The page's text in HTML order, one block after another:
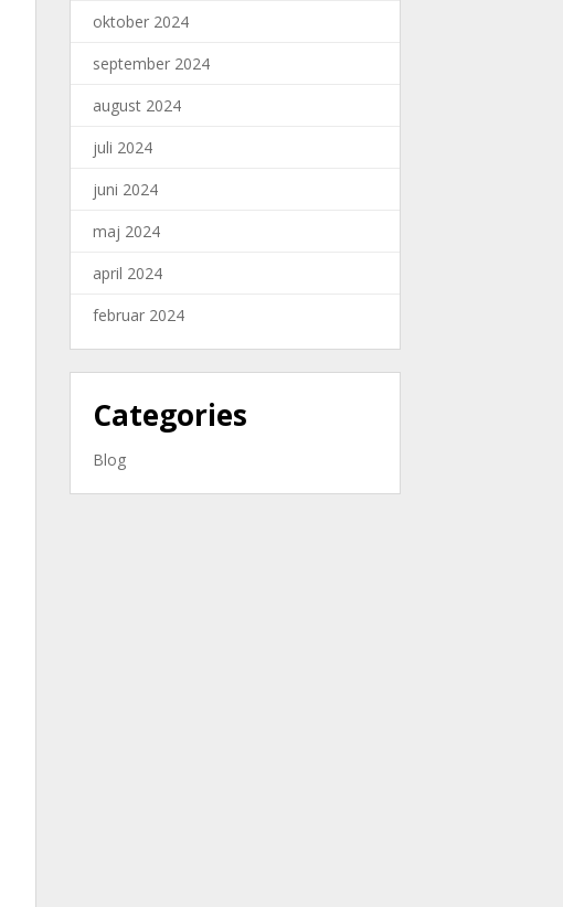
oktober 2024
september 2024
august 2024
juli 2024
juni 2024
maj 2024
april 2024
februar 2024
Categories
Blog